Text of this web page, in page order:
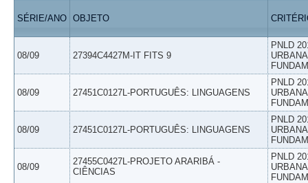
SÉRIE/ANO OBJETO
08/09 27394C4427M-IT FITS 9
PNLD
08/09 27451C0127L-PORTUGUÊS: LINGUAGENS
PNLD
08/09 27451C0127L-PORTUGUÊS: LINGUAGENS
PNLD
08/09
27455C0427L-PROJETO ARARIBÁ -
CIÊNCIAS
PNLD